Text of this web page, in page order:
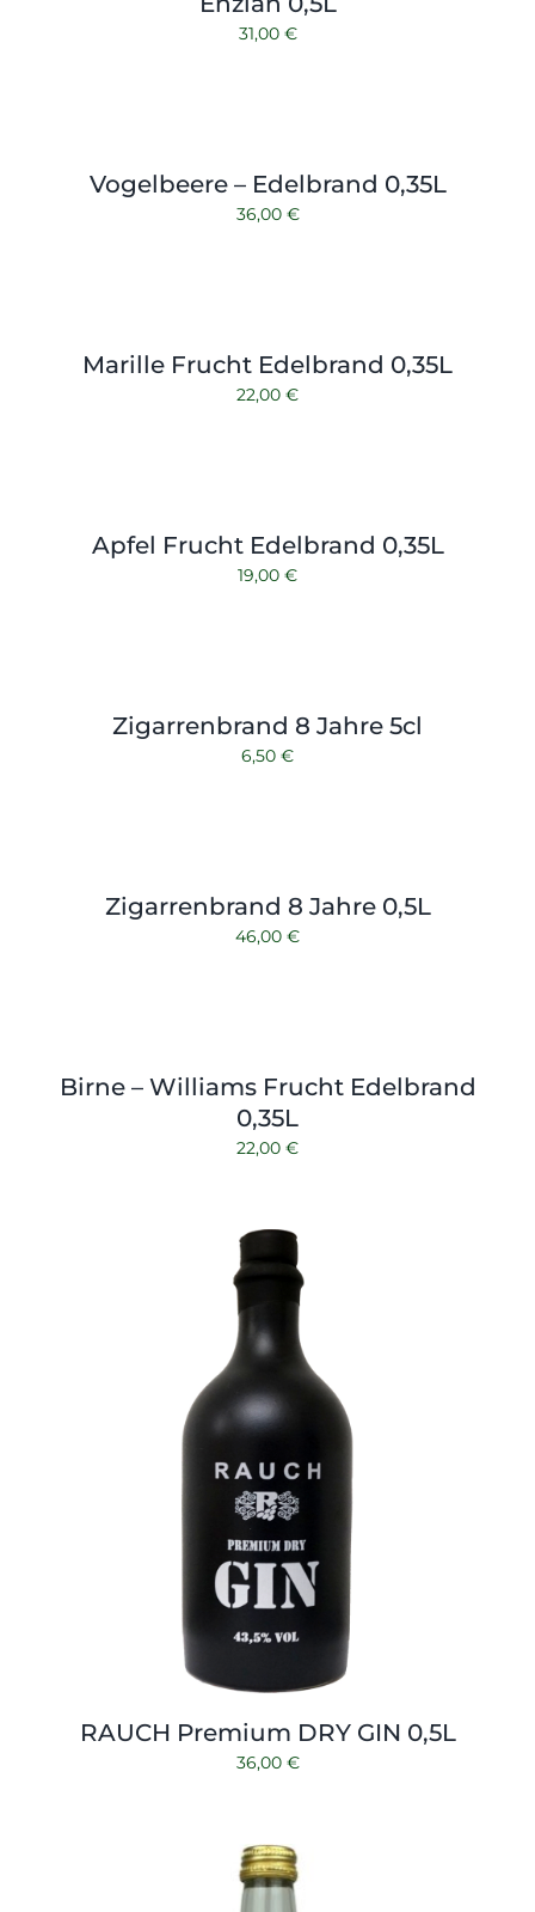
31,00 €
Vogelbeere – Edelbrand 0,35L
36,00 €
Marille Frucht Edelbrand 0,35L
22,00 €
Apfel Frucht Edelbrand 0,35L
19,00 €
Zigarrenbrand 8 Jahre 5cl
6,50 €
Zigarrenbrand 8 Jahre 0,5L
46,00 €
Birne – Williams Frucht Edelbrand
0,35L
22,00 €
RAUCH Premium DRY GIN 0,5L
36,00 €